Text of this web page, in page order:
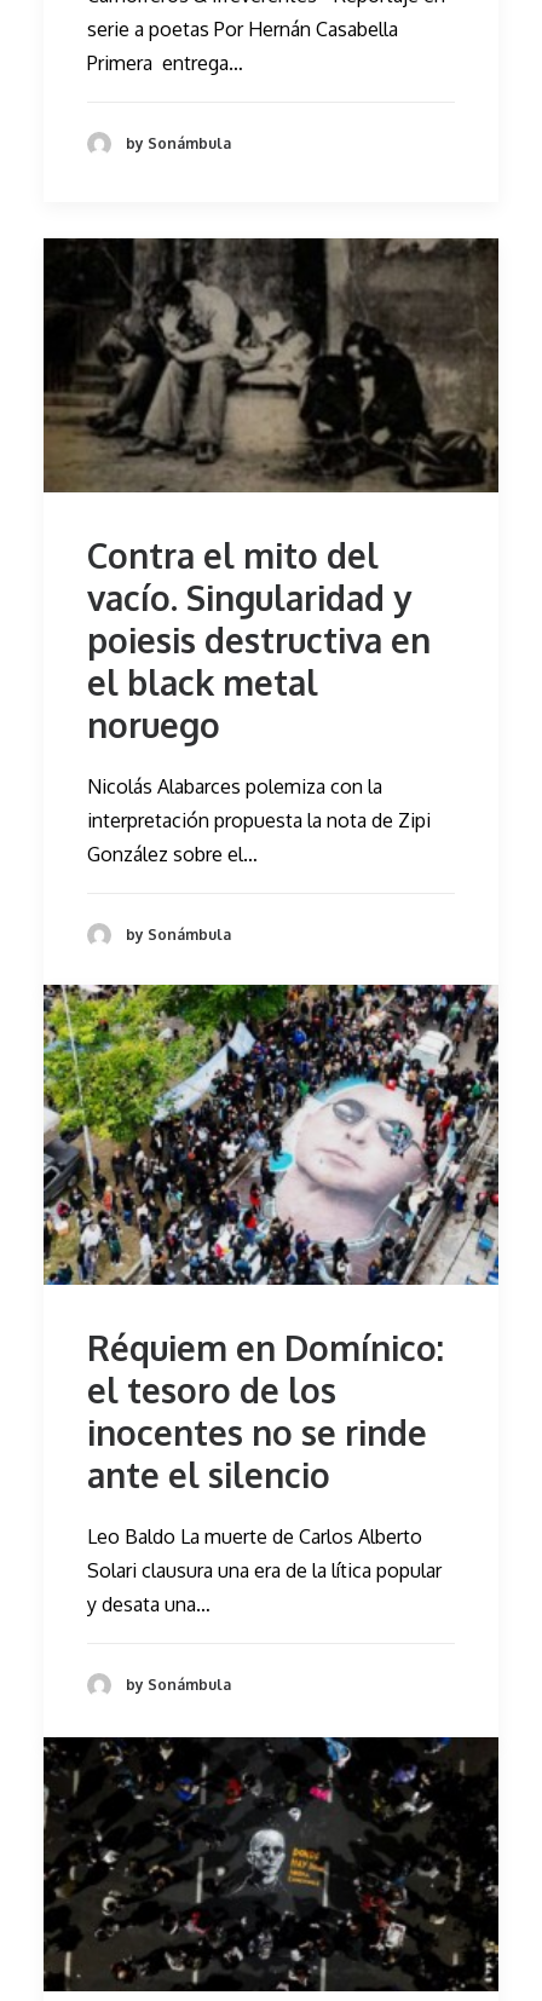
serie a poetas Por Hernán Casabella
Primera entrega…
by Sonámbula
Contra el mito del
vacío. Singularidad y
poiesis destructiva en
el black metal
noruego
Nicolás Alabarces polemiza con la
interpretación propuesta la nota de Zipi
González sobre el…
by Sonámbula
Réquiem en Domínico:
el tesoro de los
inocentes no se rinde
ante el silencio
Leo Baldo La muerte de Carlos Alberto
Solari clausura una era de la lítica popular
y desata una…
by Sonámbula